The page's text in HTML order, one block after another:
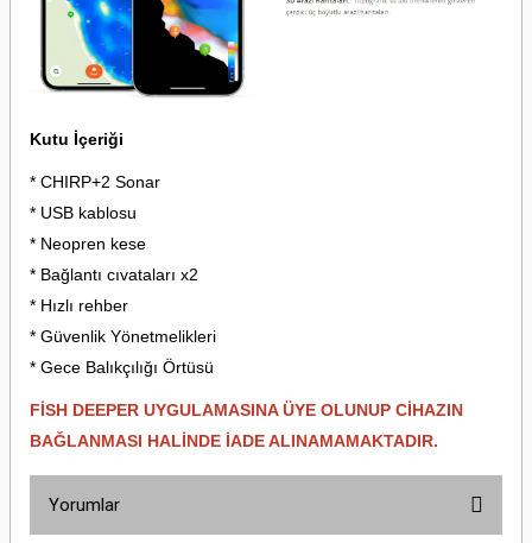
Kutu İçeriği
* CHIRP+2 Sonar
* USB kablosu
* Neopren kese
* Bağlantı cıvataları x2
* Hızlı rehber
* Güvenlik Yönetmelikleri
* Gece Balıkçılığı Örtüsü
FİSH DEEPER UYGULAMASINA ÜYE OLUNUP CİHAZIN
BAĞLANMASI HALİNDE İADE ALINAMAMAKTADIR.
Yorumlar